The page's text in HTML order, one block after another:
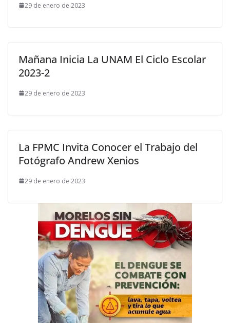
29 de enero de 2023
Mañana Inicia La UNAM El Ciclo Escolar
2023-2
29 de enero de 2023
La FPMC Invita Conocer el Trabajo del
Fotógrafo Andrew Xenios
29 de enero de 2023